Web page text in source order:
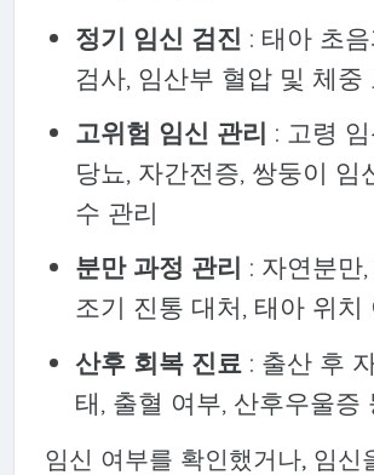
정기 임신 검진 : 태아 초
검사, 임산부 혈압 및 체중
고위험 임신 관리 : 고령
당뇨, 자간전증, 쌍둥이 임
수 관리
분만 과정 관리 : 자연분만
조기 진통 대처, 태아 위치
산후 회복 진료 : 출산 후
태, 출혈 여부, 산후우울증
임신 여부를 확인했거나, 임신